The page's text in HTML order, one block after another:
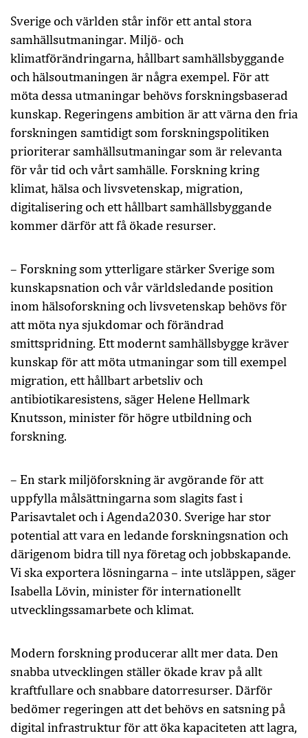
Sverige och världen står inför ett antal stora
samhällsutmaningar. Miljö- och
klimatförändringarna, hållbart samhällsbyggande
och hälsoutmaningen är några exempel. För att
möta dessa utmaningar behövs forskningsbaserad
kunskap. Regeringens ambition är att värna den fria
forskningen samtidigt som forskningspolitiken
prioriterar samhällsutmaningar som är relevanta
för vår tid och vårt samhälle. Forskning kring
klimat, hälsa och livsvetenskap, migration,
digitalisering och ett hållbart samhällsbyggande
kommer därför att få ökade resurser.
– Forskning som ytterligare stärker Sverige som
kunskapsnation och vår världsledande position
inom hälsoforskning och livsvetenskap behövs för
att möta nya sjukdomar och förändrad
smittspridning. Ett modernt samhällsbygge kräver
kunskap för att möta utmaningar som till exempel
migration, ett hållbart arbetsliv och
antibiotikaresistens, säger Helene Hellmark
Knutsson, minister för högre utbildning och
forskning.
– En stark miljöforskning är avgörande för att
uppfylla målsättningarna som slagits fast i
Parisavtalet och i Agenda2030. Sverige har stor
potential att vara en ledande forskningsnation och
därigenom bidra till nya företag och jobbskapande.
Vi ska exportera lösningarna – inte utsläppen, säger
Isabella Lövin, minister för internationellt
utvecklingssamarbete och klimat.
Modern forskning producerar allt mer data. Den
snabba utvecklingen ställer ökade krav på allt
kraftfullare och snabbare datorresurser. Därför
bedömer regeringen att det behövs en satsning på
digital infrastruktur för att öka kapaciteten att lagra,